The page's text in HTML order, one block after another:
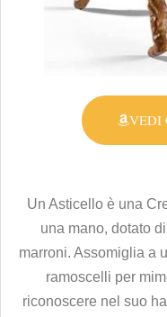
VEDI
Un Asticello è una
una mano, dotato
marroni. Assomiglia a
ramoscelli per
riconoscere nel suo